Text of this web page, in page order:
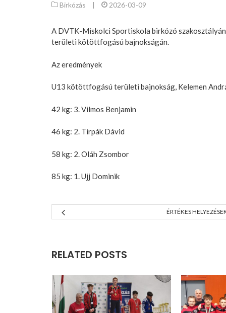
Birkózás | 2026-03-09
A DVTK-Miskolci Sportiskola birkózó
területi kötöttfogású bajnokságán.
Az eredmények
U13 kötöttfogású területi bajnokság, Kelemen
42 kg: 3. Vilmos Benjamin
46 kg: 2. Tirpák Dávid
58 kg: 2. Oláh Zsombor
85 kg: 1. Ujj Dominik
ÉRTÉKES
RELATED POSTS